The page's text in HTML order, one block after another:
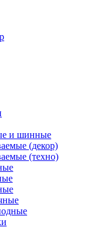
и шинные
(декор)
(техно)